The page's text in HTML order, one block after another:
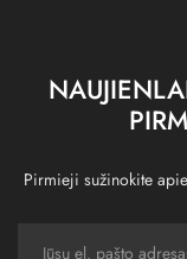
Pirmieji sužinokite